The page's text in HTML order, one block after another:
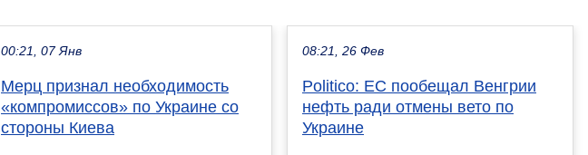
00:21, 07 Янв
Мерц признал необходимость
«компромиссов» по Украине со
стороны Киева
08:21, 26 Фев
Politico: ЕС пообещал Венгрии
нефть ради отмены вето по
Украине